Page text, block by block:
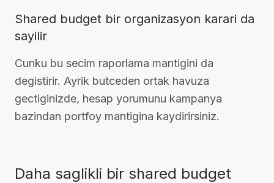
Shared budget bir organizasyon karari da
sayilir
Cunku bu secim raporlama mantigini da
degistirir. Ayrik butceden ortak havuza
gectiginizde, hesap yorumunu kampanya
bazindan portfoy mantigina kaydirirsiniz.
Daha saglikli bir shared budget